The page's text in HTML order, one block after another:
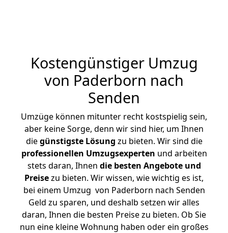
Kostengünstiger Umzug
von Paderborn nach
Senden
Umzüge können mitunter recht kostspielig sein,
aber keine Sorge, denn wir sind hier, um Ihnen
diegünstigste Lösung zu bieten. Wir sind die
professionellen Umzugsexperten und arbeiten
stets daran, Ihnen die besten Angebote und
Preisezu bieten. Wir wissen, wie wichtig es ist,
bei einem Umzug von Paderborn nach Senden
Geld zu sparen, und deshalb setzen wir alles
daran, Ihnen die besten Preise zu bieten. Ob Sie
nun eine kleine Wohnung haben oder ein großes